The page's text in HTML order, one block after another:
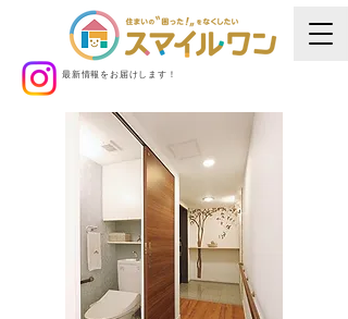
最新情報をお届けします！